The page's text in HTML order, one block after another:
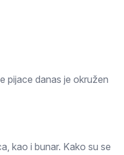
pijace danas je okružen
kao i bunar. Kako su se